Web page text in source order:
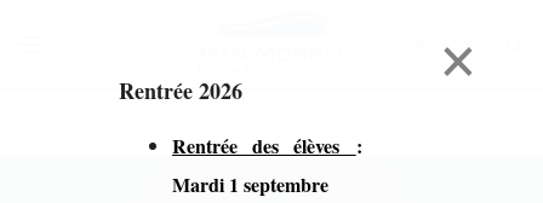
×
Rentrée 2026
Rentrée des élèves :
Mardi 1 septembre